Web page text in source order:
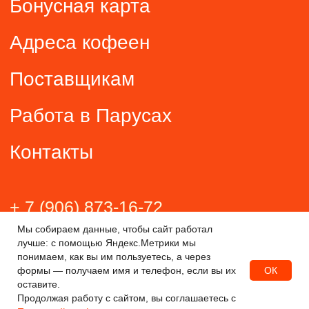
Мы собираем данные, чтобы сайт работал
лучше: с помощью Яндекс.Метрики мы
понимаем, как вы им пользуетесь, а через
формы — получаем имя и телефон, если вы их
оставите.
Продолжая работу с сайтом, вы соглашаетесь с
ОК